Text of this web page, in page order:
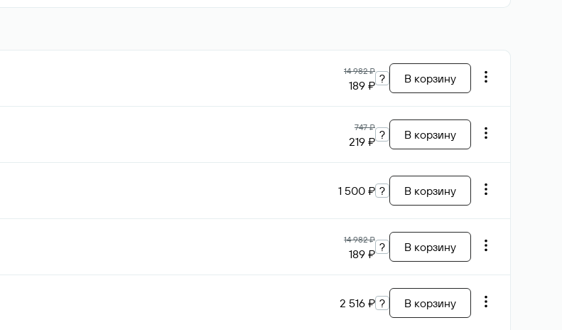
14 982 ₽
189 ₽ ? В корзину
747 ₽
219 ₽ ? В корзину
1 500 ₽ ? В корзину
14 982 ₽
189 ₽ ? В корзину
2 516 ₽ ? В корзину